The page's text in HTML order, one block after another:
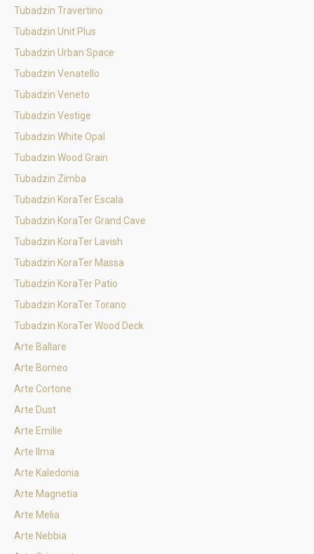
Tubadzin Travertino
Tubadzin Unit Plus
Tubadzin Urban Space
Tubadzin Venatello
Tubadzin Veneto
Tubadzin Vestige
Tubadzin White Opal
Tubadzin Wood Grain
Tubadzin Zimba
Tubadzin KoraTer Escala
Tubadzin KoraTer Grand Cave
Tubadzin KoraTer Lavish
Tubadzin KoraTer Massa
Tubadzin KoraTer Patio
Tubadzin KoraTer Torano
Tubadzin KoraTer Wood Deck
Arte Ballare
Arte Borneo
Arte Cortone
Arte Dust
Arte Emilie
Arte Ilma
Arte Kaledonia
Arte Magnetia
Arte Melia
Arte Nebbia